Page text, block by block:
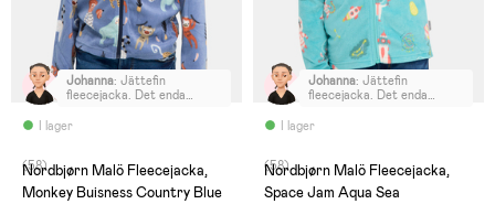
I lager
Johanna: Jättefin
fleecejacka. Det enda
på 79 kronor.
(58)
Nordbjørn Malö Fleecejacka,
Monkey Buisness Country Blue
I lager
Johanna: Jättefin
fleecejacka. Det enda
på 79 kronor.
(58)
Nordbjørn Malö Fleecejacka,
Space Jam Aqua Sea